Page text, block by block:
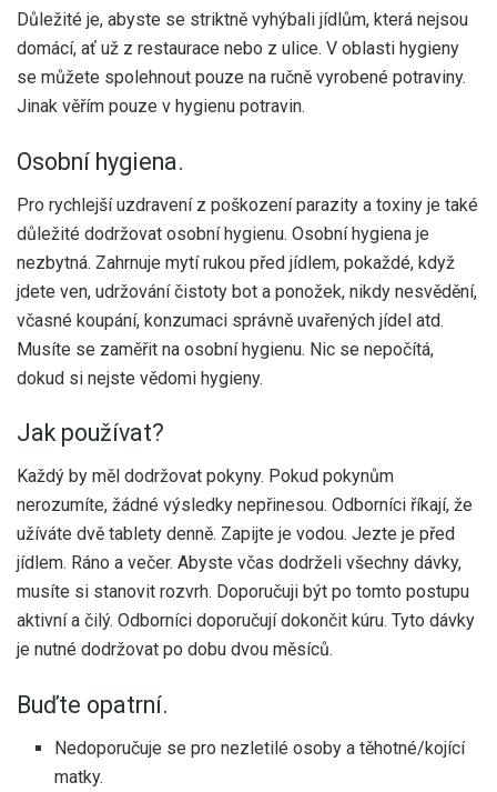
Důležité je, abyste se striktně vyhýbali jídlům, která nejsou
domácí, ať už z restaurace nebo z ulice. V oblasti hygieny
se můžete spolehnout pouze na ručně vyrobené potraviny.
Jinak věřím pouze v hygienu potravin.
Osobní hygiena.
Pro rychlejší uzdravení z poškození parazity a toxiny je také
důležité dodržovat osobní hygienu. Osobní hygiena je
nezbytná. Zahrnuje mytí rukou před jídlem, pokaždé, když
jdete ven, udržování čistoty bot a ponožek, nikdy nesvědění,
včasné koupání, konzumaci správně uvařených jídel atd.
Musíte se zaměřit na osobní hygienu. Nic se nepočítá,
dokud si nejste vědomi hygieny.
Jak používat?
Každý by měl dodržovat pokyny. Pokud pokynům
nerozumíte, žádné výsledky nepřinesou. Odborníci říkají, že
užíváte dvě tablety denně. Zapijte je vodou. Jezte je před
jídlem. Ráno a večer. Abyste včas dodrželi všechny dávky,
musíte si stanovit rozvrh. Doporučuji být po tomto postupu
aktivní a čilý. Odborníci doporučují dokončit kúru. Tyto dávky
je nutné dodržovat po dobu dvou měsíců.
Buďte opatrní.
Nedoporučuje se pro nezletilé osoby a těhotné/kojící
matky.